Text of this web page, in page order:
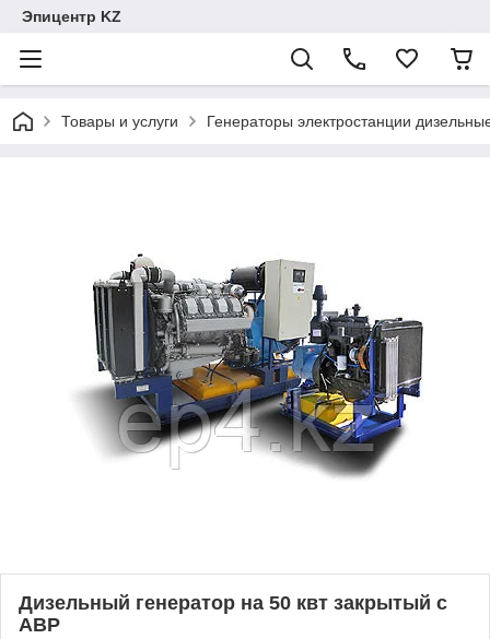
Эпицентр KZ
Товары и услуги Генераторы электростанции
Дизельный генератор на 50 квт закрытый с
АВР